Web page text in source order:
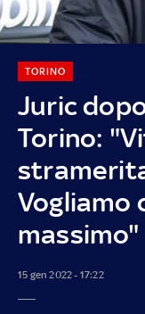
Juric
Torino:
Vogliamo
massimo"
TORINO
15 gen 2022 - 17:22